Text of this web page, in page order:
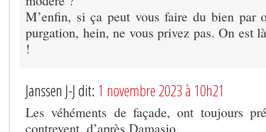
M’enfin, si ça peut vous faire du bien par
purgation, hein, ne vous privez pas. On est
!
Janssen J-J dit: 1 novembre 2023 à 10h21
Les véhéments de façade, ont toujours
contrevent, d’après Damasio.